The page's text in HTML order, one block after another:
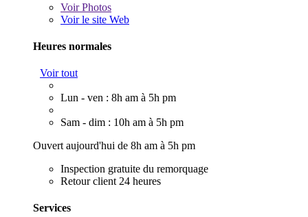
VoirPhotos
Voir le site Web
Heures normales
Voir tout
Lun - ven : 8h am à 5h pm
Sam - dim : 10h am à 5h pm
Ouvert aujourd'hui de 8h am à 5h pm
Inspection gratuite du remorquage
Retour client 24 heures
Services